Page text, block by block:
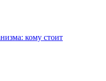
кому стоит